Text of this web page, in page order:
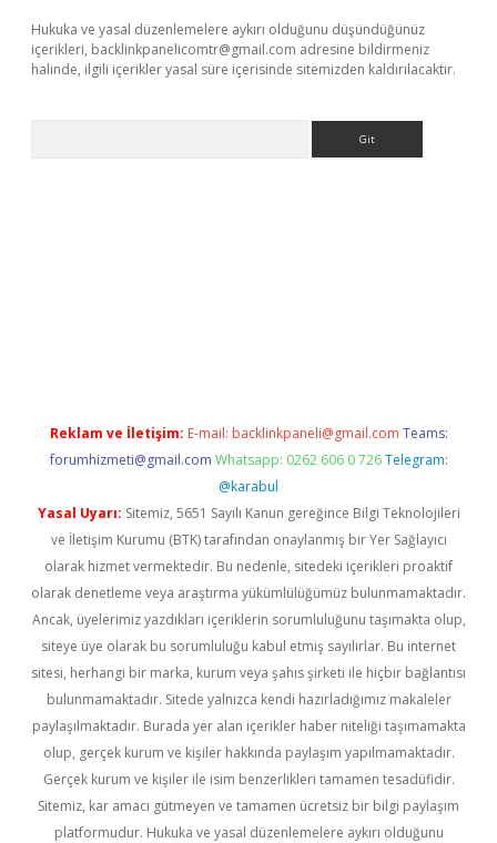
Hukuka ve yasal düzenlemelere aykırı olduğunu düşündüğünüz
içerikleri, backlinkpanelicomtr@gmail.com adresine bildirmeniz
halinde, ilgili içerikler yasal süre içerisinde sitemizden kaldırılacaktır.
Reklam ve İletişim: E-mail: backlinkpaneli@gmail.com Teams:
forumhizmeti@gmail.com Whatsapp: 0262 606 0 726 Telegram:
@karabul
Yasal Uyarı: Sitemiz, 5651 Sayılı Kanun gereğince Bilgi Teknolojileri
ve İletişim Kurumu (BTK) tarafından onaylanmış bir Yer Sağlayıcı
olarak hizmet vermektedir. Bu nedenle, sitedeki içerikleri proaktif
olarak denetleme veya araştırma yükümlülüğümüz bulunmamaktadır.
Ancak, üyelerimiz yazdıkları içeriklerin sorumluluğunu taşımakta olup,
siteye üye olarak bu sorumluluğu kabul etmiş sayılırlar. Bu internet
sitesi, herhangi bir marka, kurum veya şahıs şirketi ile hiçbir bağlantısı
bulunmamaktadır. Sitede yalnızca kendi hazırladığımız makaleler
paylaşılmaktadır. Burada yer alan içerikler haber niteliği taşımamakta
olup, gerçek kurum ve kişiler hakkında paylaşım yapılmamaktadır.
Gerçek kurum ve kişiler ile isim benzerlikleri tamamen tesadüfidir.
Sitemiz, kar amacı gütmeyen ve tamamen ücretsiz bir bilgi paylaşım
platformudur. Hukuka ve yasal düzenlemelere aykırı olduğunu